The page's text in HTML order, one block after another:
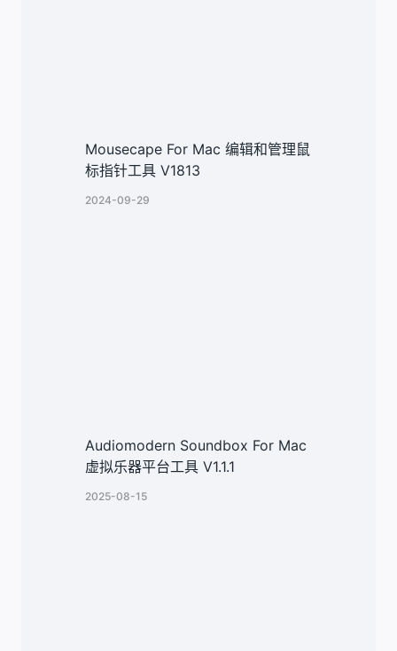
Mousecape For Mac 编辑和管理鼠
标指针工具 V1813
2024-09-29
Audiomodern Soundbox For Mac
虚拟乐器平台工具 V1.1.1
2025-08-15